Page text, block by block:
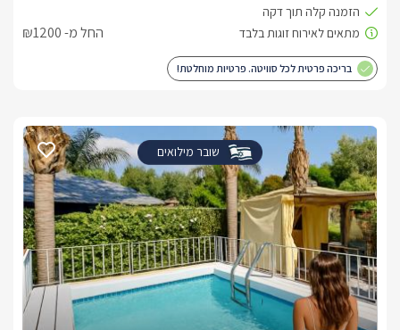
החל מ- ₪1200
בריכה פרטית לכל סוויטה. פרטיות מוחלטת!
שובר מילואים